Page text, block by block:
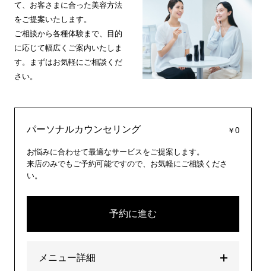
て、お客さまに合った美容方法
をご提案いたします。
ご相談から各種体験まで、目的
に応じて幅広くご案内いたしま
す。まずはお気軽にご相談くだ
さい。
パーソナルカウンセリング ￥0
お悩みに合わせて最適なサービスをご提案します。
来店のみでもご予約可能ですので、お気軽にご相談くださ
い。
予約に進む
メニュー詳細